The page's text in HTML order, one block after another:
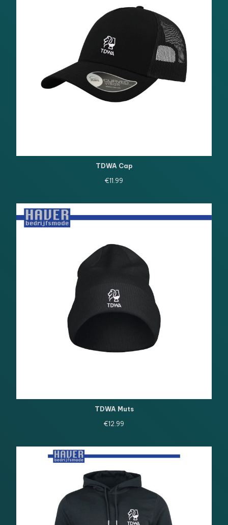
TDWA Cap
€11.99
TDWA Muts
€12.99